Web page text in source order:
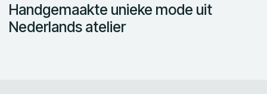
Handgemaakte unieke mode uit
Nederlands atelier